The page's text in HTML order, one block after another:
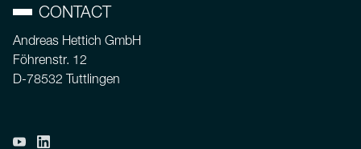
CONTACT
Andreas Hettich GmbH
Föhrenstr. 12
D-78532 Tuttlingen